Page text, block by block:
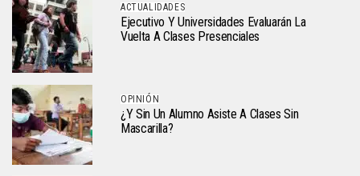
ACTUALIDADES
Ejecutivo Y Universidades Evaluarán La
Vuelta A Clases Presenciales
OPINIÓN
¿Y Sin Un Alumno Asiste A Clases Sin
Mascarilla?